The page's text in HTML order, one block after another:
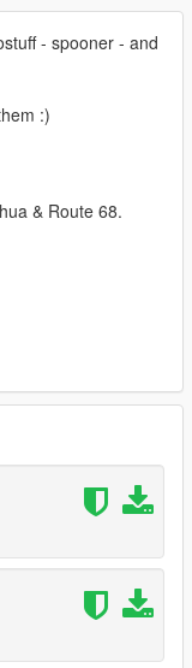
- spooner - and
:)
& Route 68.